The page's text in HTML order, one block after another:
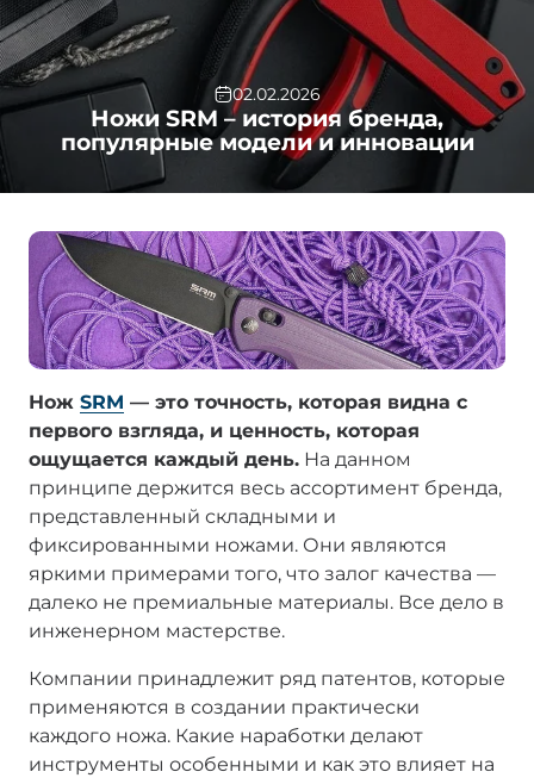
02.02.2026
Ножи SRM – история бренда,
популярные модели и инновации
Нож SRM — это точность, которая видна с
первого взгляда, и ценность, которая
ощущается каждый день. На данном
принципе держится весь ассортимент бренда,
представленный складными и
фиксированными ножами. Они являются
яркими примерами того, что залог качества —
далеко не премиальные материалы. Все дело в
инженерном мастерстве.
Компании принадлежит ряд патентов, которые
применяются в создании практически
каждого ножа. Какие наработки делают
инструменты особенными и как это влияет на